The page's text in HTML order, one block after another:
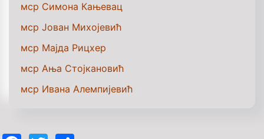
мср Симона Кањевац
мср Јован Михојевић
мср Мајда Рицхер
мср Ања Стојкановић
мср Ивана Алемпијевић